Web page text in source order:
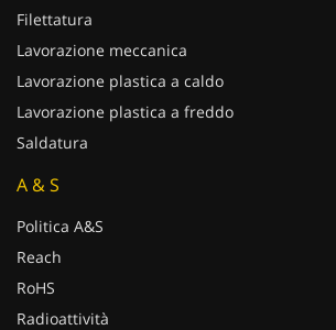
Filettatura
Lavorazione meccanica
Lavorazione plastica a caldo
Lavorazione plastica a freddo
Saldatura
A & S
Politica A&S
Reach
RoHS
Radioattività